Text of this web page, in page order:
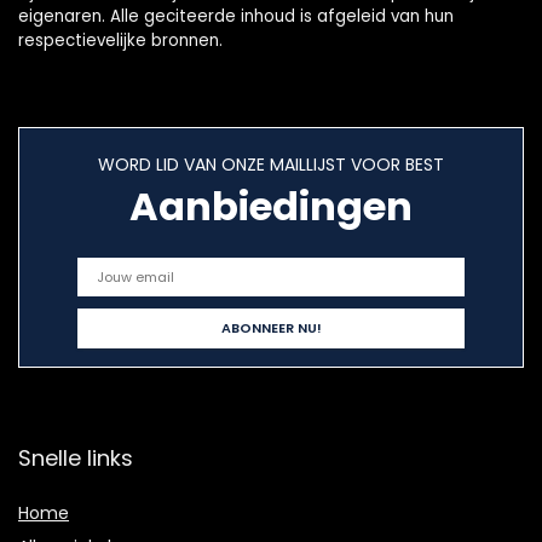
eigenaren. Alle geciteerde inhoud is afgeleid van hun
respectievelijke bronnen.
WORD LID VAN ONZE MAILLIJST VOOR BEST
Aanbiedingen
Snelle links
Home